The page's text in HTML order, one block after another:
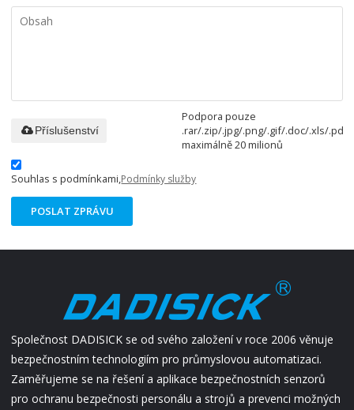
Podpora pouze
.rar/.zip/.jpg/.png/.gif/.doc/.xls/.pdf,
maximálně 20 milionů
Příslušenství
Souhlas s podmínkami,Podmínky služby
POSLAT ZPRÁVU
Společnost DADISICK se od svého založení v roce 2006 věnuje
bezpečnostním technologiím pro průmyslovou automatizaci.
Zaměřujeme se na řešení a aplikace bezpečnostních senzorů
pro ochranu bezpečnosti personálu a strojů a prevenci možných